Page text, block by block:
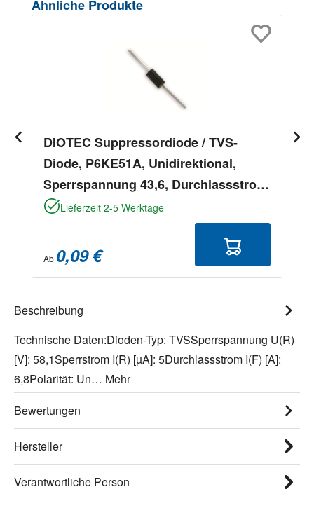
Produktgalerie überspringen
Ähnliche Produkte
DIOTEC Suppressordiode / TVS-
Diode, P6KE51A, Unidirektional,
Sperrspannung 43,6, Durchlassstrom
8,9Lieferzeit 2-5 Werktage
Ab 0,09 €
Beschreibung
Technische Daten:Dioden-Typ: TVSSperrspannung U(R)
[V]: 58,1Sperrstrom I(R) [µA]: 5Durchlassstrom I(F) [A]:
6,8Polarität: Un… Mehr
Bewertungen
Hersteller
Verantwortliche Person